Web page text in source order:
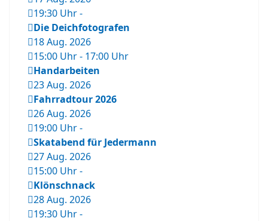
19:30 Uhr-
Die Deichfotografen
18 Aug. 2026
15:00 Uhr- 17:00 Uhr
Handarbeiten
23 Aug. 2026
Fahrradtour 2026
26 Aug. 2026
19:00 Uhr-
Skatabend für Jedermann
27 Aug. 2026
15:00 Uhr-
Klönschnack
28 Aug. 2026
19:30 Uhr-